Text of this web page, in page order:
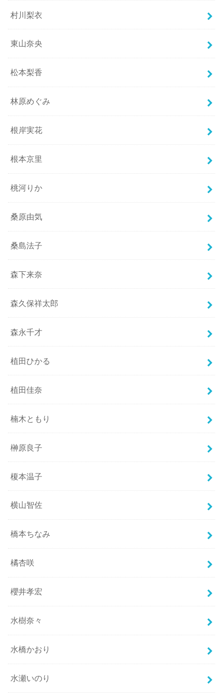
村川梨衣
東山奈央
松本梨香
林原めぐみ
根岸実花
根本京里
桃河りか
桑原由気
桑島法子
森下来奈
森久保祥太郎
森永千才
植田ひかる
植田佳奈
楠木ともり
榊原良子
榎本温子
横山智佐
橋本ちなみ
橘杏咲
櫻井孝宏
水樹奈々
水橋かおり
水瀬いのり